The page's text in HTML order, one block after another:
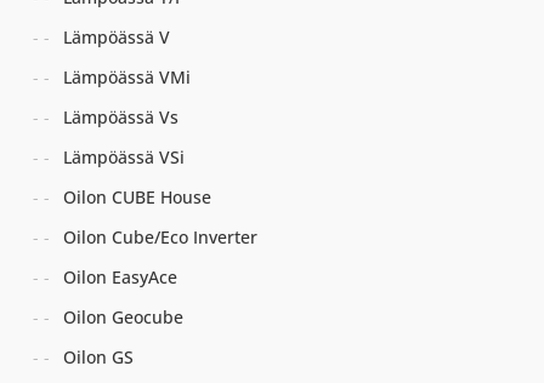
Lämpöässä V
Lämpöässä VMi
Lämpöässä Vs
Lämpöässä VSi
Oilon CUBE House
Oilon Cube/Eco Inverter
Oilon EasyAce
Oilon Geocube
Oilon GS